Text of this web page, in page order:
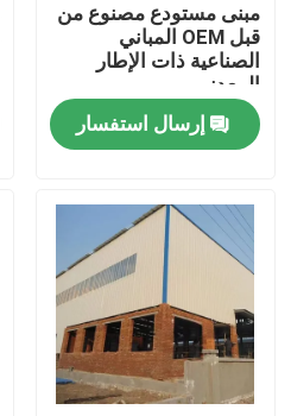
المنتجات
حولنا
جولة في المصنع
مبنى مستودع مصنوع من
قبل OEM المباني
الصناعية ذات الإطار
المعدني
إرسال استفسار